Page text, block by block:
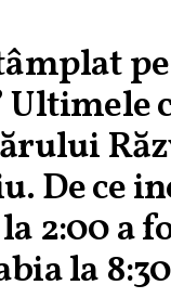
Ultimele
De ce
2:00 a
la 8:30